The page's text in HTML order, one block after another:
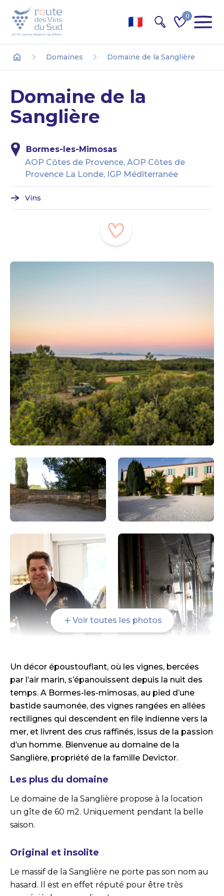
0
Domaines Domaine de la Sanglière
Domaine de la
Sanglière
Bormes-les-Mimosas
AOP Côtes de Provence, AOP Côtes de
Provence La Londe, IGP Méditerranée
Vins
Voir toutes les photos
Un décor époustouflant, où les vignes, bercées
par l’air marin, s’épanouissent depuis la nuit des
temps. A Bormes-les-mimosas, au pied d’une
bastide saumonée, des vignes rangées en allées
rectilignes qui descendent en file indienne vers la
mer, et livrent des crus raffinés, issus de la passion
d’un homme. Bienvenue au domaine de la
Sanglière, propriété de la famille Devictor.
Les plus du domaine
Le domaine de la Sanglière propose à la location
un gîte de 60 m2. Uniquement pendant la belle
saison.
Original et insolite
Le massif de la Sanglière ne porte pas son nom au
hasard. Il est en effet réputé pour être très